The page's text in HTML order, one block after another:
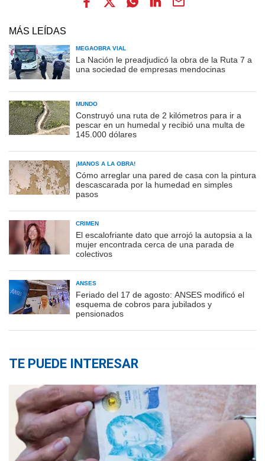
MÁS LEÍDAS
MEGAOBRA VIAL
La Nación le preadjudicó la obra de la Ruta 7 a
una sociedad de empresas mendocinas
MUNDO
Construyó una ruta de 2 kilómetros para ir a
pescar en un humedal y recibió una multa de
145.000 dólares
¡MANOS A LA OBRA!
Cómo arreglar una pared de casa con la pintura
descascarada por la humedad en simples
pasos
CRIMEN
El escalofriante dato que arrojó la autopsia a la
mujer encontrada cerca de una parada de
colectivos
ANSES
Feriado del 17 de agosto: ANSES modificó el
esquema de cobros para jubilados y
pensionados
TE PUEDE INTERESAR